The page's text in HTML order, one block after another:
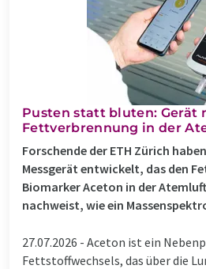
Pusten statt bluten: Gerät
Fettverbrennung in der
Forschende der ETH Zürich
Messgerät entwickelt, das den
Biomarker Aceton in der
nachweist, wie ein
27.07.2026 - Aceton ist ein
Fettstoffwechsels, das über die